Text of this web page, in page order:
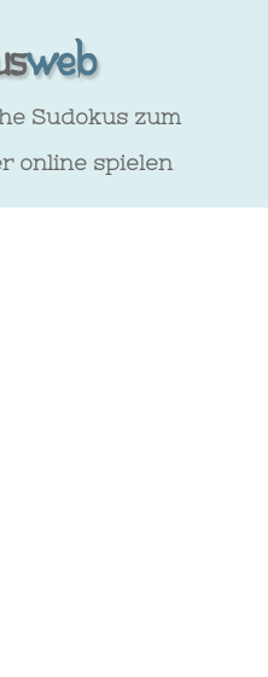
Sudokus zum
online spielen